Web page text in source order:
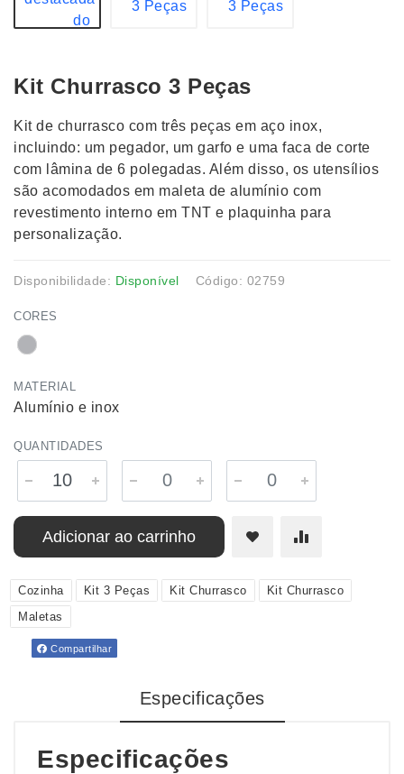
Kit Churrasco 3 Peças
Kit de churrasco com três peças em aço inox,
incluindo: um pegador, um garfo e uma faca de corte
com lâmina de 6 polegadas. Além disso, os utensílios
são acomodados em maleta de alumínio com
revestimento interno em TNT e plaquinha para
personalização.
Disponibilidade: Disponível Código: 02759
CORES
MATERIAL
Alumínio e inox
QUANTIDADES
Adicionar ao carrinho
Cozinha Kit 3 Peças Kit Churrasco
Kit Churrasco
Maletas
Compartilhar
Especificações
Especificações